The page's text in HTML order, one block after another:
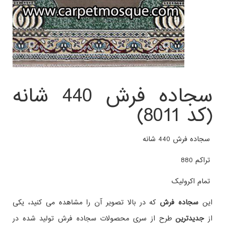
سجاده فرش 440 شانه
(کد 8011)
سجاده فرش 440 شانه
تراکم 880
تمام اکرولیک
این سجاده فرش که در بالا تصویر آن را مشاهده می کنید، یکی
ازجدیدترینطرح از سری محصولات سجاده فرش تولید شده در